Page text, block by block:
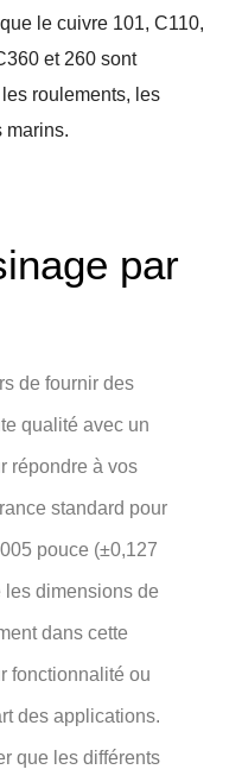
le cuivre 101, C110,
et 260 sont
roulements, les
marins.
par
de fournir des
qualité avec un
répondre à vos
standard pour
pouce (±0,127
les dimensions de
dans cette
fonctionnalité ou
des applications.
que les différents